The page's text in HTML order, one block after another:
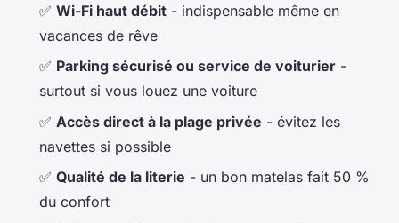
✅ Wi-Fi haut débit - indispensable même en
vacances de rêve
✅ Parking sécurisé ou service de voiturier -
surtout si vous louez une voiture
✅ Accès direct à la plage privée - évitez les
navettes si possible
✅ Qualité de la literie - un bon matelas fait 50 %
du confort